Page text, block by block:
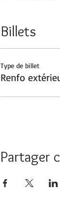
Billets
Type de billet
Renfo
Partager